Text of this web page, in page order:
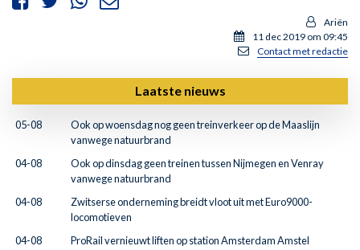
Ariën
11 dec 2019 om 09:45
Contact met redactie
Laatste nieuws
05-08
Ook op woensdag nog geen treinverkeer op de Maaslijn
vanwege natuurbrand
04-08
Ook op dinsdag geen treinen tussen Nijmegen en Venray
vanwege natuurbrand
04-08
Zwitserse onderneming breidt vloot uit met Euro9000-
locomotieven
04-08
ProRail vernieuwt liften op station Amsterdam Amstel